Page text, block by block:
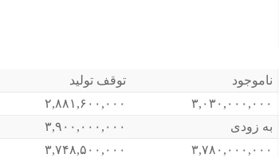
ناموجود
توقف تولید
۳,۰۳۰,۰۰۰,۰۰۰
۲,۸۸۱,۶۰۰,۰۰۰
به زودی
۳,۹۰۰,۰۰۰,۰۰۰
۳,۷۸۰,۰۰۰,۰۰۰
۳,۷۴۸,۵۰۰,۰۰۰